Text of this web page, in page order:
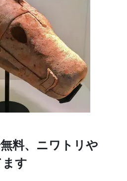
料、ニワトリや
す